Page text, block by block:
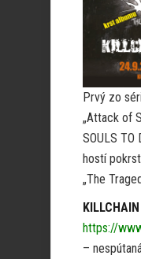
Prvý zo
„Attack of
SOULS TO
hostí
„The
https://
–